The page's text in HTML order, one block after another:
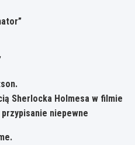
Sherlocka Holmesa w filmie
niepewne